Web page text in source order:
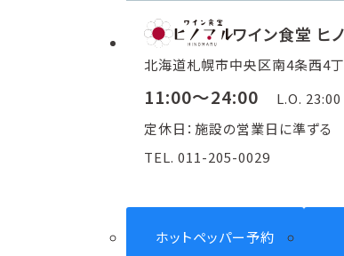
ワイン食堂 ヒ
北海道札幌市中央区南4条西4
11:00～24:00
L.O. 23:00
定休日：施設の営業日に準ずる
TEL. 011-205-0029
ホットペッパー予約